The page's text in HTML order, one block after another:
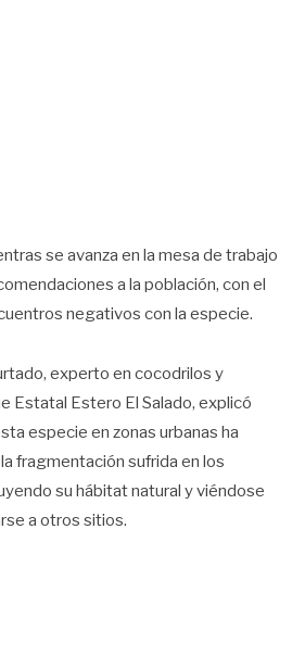
se avanza en la mesa de trabajo
a la población, con el
negativos con la especie.
experto en cocodrilos y
Estatal Estero El Salado, explicó
especie en zonas urbanas ha
fragmentación sufrida en los
su hábitat natural y viéndose
a otros sitios.